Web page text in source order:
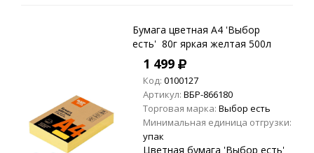
Бумага цветная A4 'Выбор
есть' 80г яркая желтая 500л
1 499
Код: 0100127
Артикул: ВБР-866180
Торговая марка: Выбор есть
Минимальная единица отгрузки:
упак
Цветная бумага 'Выбор есть'